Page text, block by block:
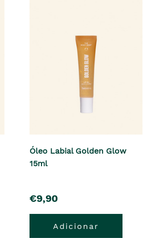
Óleo Labial Golden Glow
15ml
pre�o
€9,90
Adicionar